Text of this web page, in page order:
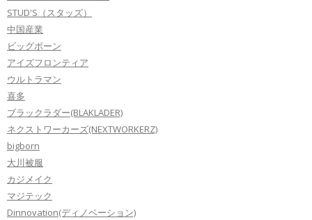
STUD'S（スタッズ）
中国産業
ビッグボーン
アイズフロンティア
ウルトラマン
喜多
ブラックラダー(BLAKLADER)
ネクストワーカーズ(NEXTWORKERZ)
bigborn
大川被服
カジメイク
マジテック
Dinnovation(ディノベーション)